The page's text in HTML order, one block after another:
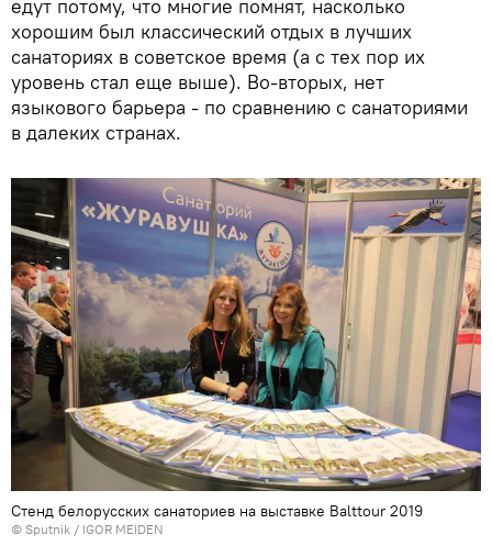
едут потому, что многие помнят, насколько
хорошим был классический отдых в лучших
санаториях в советское время (а с тех пор их
уровень стал еще выше). Во-вторых, нет
языкового барьера - по сравнению с санаториями
в далеких странах.
Стенд белорусских санаториев на выставке Balttour 2019
© Sputnik / IGOR MEIDEN